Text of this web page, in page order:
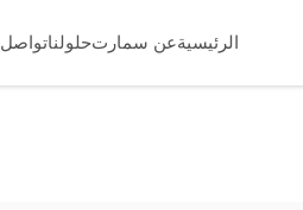
الرئيسيةعن سمارتحلولناتواصل